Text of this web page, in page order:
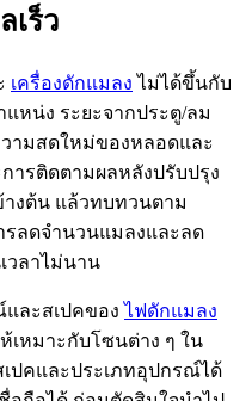
เร็ว
เครื่องดักแมลง ไม่ได้ขึ้นกับ
แหน่ง ระยะจากประตู/ลม
ามสดใหม่ของหลอดและ
ารติดตามผลหลังปรับปรุง
งต้น แล้วทบทวนตาม
รลดจำนวนแมลงและลด
วลาไม่นาน
และสเปคของไฟดักแมลง
เหมาะกับโซนต่าง ๆ ใน
ปคและประเภทอุปกรณ์ได้